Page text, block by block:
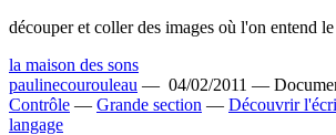
découper et coller des images où l'on entend
la maison des sons
paulinecourouleau — 04/02/2011 —
Contrôle — Grande section — Découvrir
langage